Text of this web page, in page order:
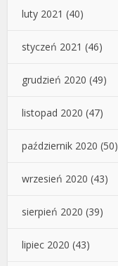
luty 2021 (40)
styczeń 2021 (46)
grudzień 2020 (49)
listopad 2020 (47)
październik 2020 (50)
wrzesień 2020 (43)
sierpień 2020 (39)
lipiec 2020 (43)